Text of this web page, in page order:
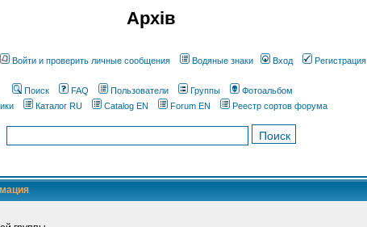
Архів
Войти и проверить личные сообщения Водяные знаки Вход Регистрация
Поиск FAQ Пользователи Группы
Фотоальбом
Каталог RU Catalog EN Forum EN Реестр сортов форума